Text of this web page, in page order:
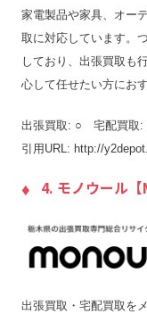
家電製品や家具、オー
取に対応しています。
しており、出張買取も
心して任せたい方にお
出張買取: ○ 宅配買取
引用URL: http://
4. モノウール【
出張買取・宅配買取を